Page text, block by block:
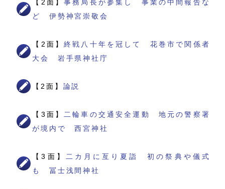
【2面】事務局長が参集し 事業の中間報告な
ど 伊勢神宮崇敬会
【2面】終戦八十年を冠して 花巻市で関係者
大会 岩手県神社庁
【2面】 論説
【3面】
二輪車の交通安全運動 地元の警察署
が境内で 西宮神社
【3面】
二カ月に亙り夏詣 初の祭典や儀式
も 冨士浅間神社